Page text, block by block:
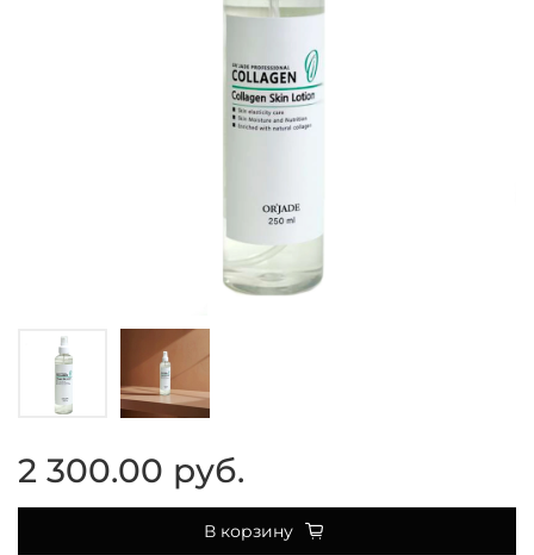
2 300.00 руб.
В корзину